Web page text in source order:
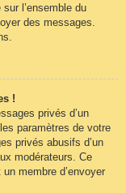
l’ensemble du
des messages.
!
privés d’un
paramètres de votre
privés abusifs d’un
modérateurs. Ce
membre d’envoyer